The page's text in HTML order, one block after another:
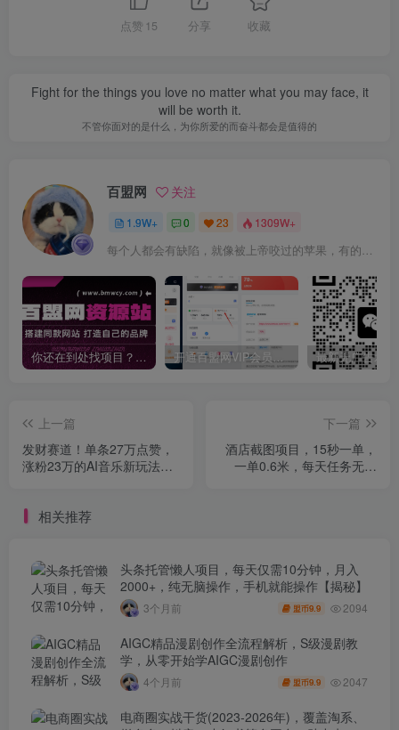
点赞 15 分享 收藏
Fight for the things you love no matter what you may face, it
will be worth it.
不管你面对的是什么，为你所爱的而奋斗都会是值得的
百盟网 关注
1.9W+ 0 23 1309W+
每个人都会有缺陷，就像被上帝咬过的苹果，有的人缺陷比较大，正是因为上帝特别喜欢他的芬芳
你还在到处找项目？还在当韭菜？我靠卖项目一个月收入5万+，曾经我也是个失败者。 开通百盟网VIP会员，尊享全站资源免费下载，享70%的推广提成！！【限时五折优惠】
上一篇
发财赛道！单条27万点赞，
涨粉23万的AI音乐新玩法，
下一篇
酒店截图项目，15秒一单，
一单0.6米，每天任务无上
相关推荐
头条托管懒人项目，每天仅需10分钟，月入
2000+，纯无脑操作，手机就能操作【揭秘】
3个月前 盟币9.9 2094
AIGC精品漫剧创作全流程解析，S级漫剧教
学，从零开始学AIGC漫剧创作
4个月前 盟币9.9 2047
电商圈实战干货(2023-2026年)，覆盖淘系、